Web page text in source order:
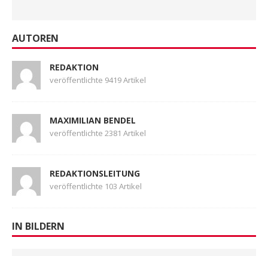
AUTOREN
REDAKTION
veröffentlichte 9419 Artikel
MAXIMILIAN BENDEL
veröffentlichte 2381 Artikel
REDAKTIONSLEITUNG
veröffentlichte 103 Artikel
IN BILDERN